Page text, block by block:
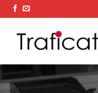
Skip
to
content